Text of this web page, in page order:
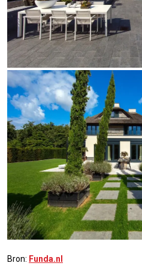
Bron: Funda.nl